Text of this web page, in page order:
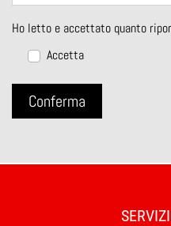
Ho letto e accettato quanto
Accetta